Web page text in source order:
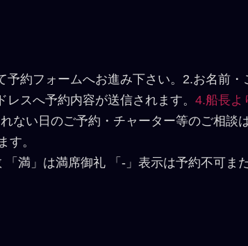
約フォームへお進み下さい。2.お名前
スへ予約内容が送信されます。 4.船長よ
ない日のご予約・チャーター等のご相談
す。
「満」は満席御礼 「-」表示は予約不可ま